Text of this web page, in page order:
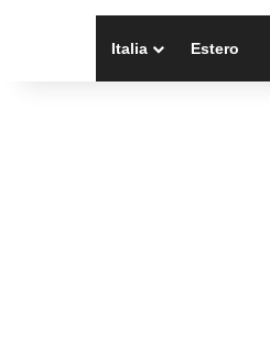
Italia Estero